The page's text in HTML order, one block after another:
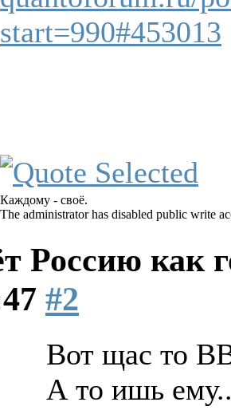
start=990#453013
Каждому - своё.
The administrator has disabled public write
Россию как
#2
Вот щас то
А то ишь